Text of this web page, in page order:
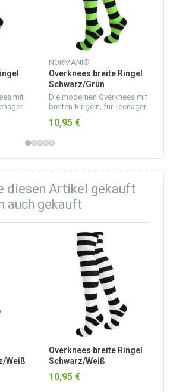
mit
NORMANI®
Overknees breite Ringel
Schwarz/Grün
Die modernen Overknees mit
breiten Ringeln, für Teenager
breitgefächerten
normani®.
10,95 €
diesen Artikel gekauft
auch gekauft
Weiß
Overknees breite Ringel
Schwarz/Weiß
10,95 €